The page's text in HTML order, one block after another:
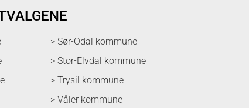
> Sør-Odal kommune
> Stor-Elvdal kommune
> Trysil kommune
> Våler kommune